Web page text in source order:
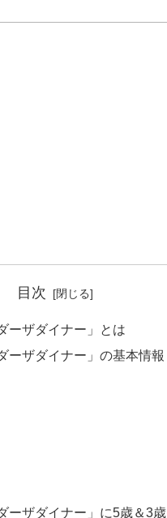
目次
ーザダイナー」とは
ーザダイナー」の基本情報
ーザダイナー」に5歳＆3